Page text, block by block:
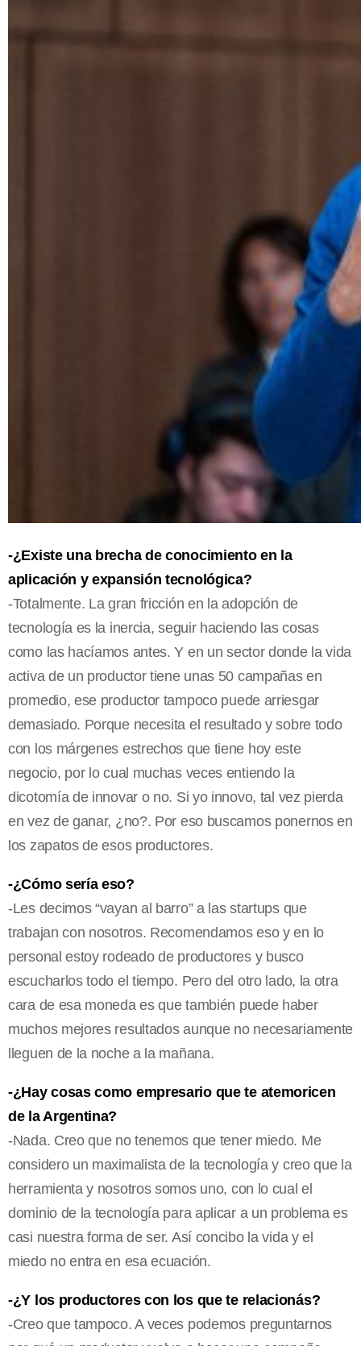
-¿Existe una brecha de conocimiento en la
aplicación y expansión tecnológica?
-Totalmente. La gran fricción en la adopción de
tecnología es la inercia, seguir haciendo las cosas
como las hacíamos antes. Y en un sector donde la vida
activa de un productor tiene unas 50 campañas en
promedio, ese productor tampoco puede arriesgar
demasiado. Porque necesita el resultado y sobre todo
con los márgenes estrechos que tiene hoy este
negocio, por lo cual muchas veces entiendo la
dicotomía de innovar o no. Si yo innovo, tal vez pierda
en vez de ganar, ¿no?. Por eso buscamos ponernos en
los zapatos de esos productores.
-¿Cómo sería eso?
-Les decimos “vayan al barro” a las startups que
trabajan con nosotros. Recomendamos eso y en lo
personal estoy rodeado de productores y busco
escucharlos todo el tiempo. Pero del otro lado, la otra
cara de esa moneda es que también puede haber
muchos mejores resultados aunque no necesariamente
lleguen de la noche a la mañana.
-¿Hay cosas como empresario que te atemoricen
de la Argentina?
-Nada. Creo que no tenemos que tener miedo. Me
considero un maximalista de la tecnología y creo que la
herramienta y nosotros somos uno, con lo cual el
dominio de la tecnología para aplicar a un problema es
casi nuestra forma de ser. Así concibo la vida y el
miedo no entra en esa ecuación.
-¿Y los productores con los que te relacionás?
-Creo que tampoco. A veces podemos preguntarnos